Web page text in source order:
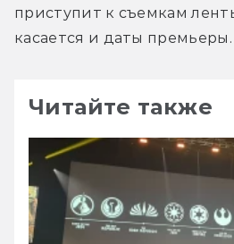
приступит к съемкам
касается и даты премьеры.
Читайте также